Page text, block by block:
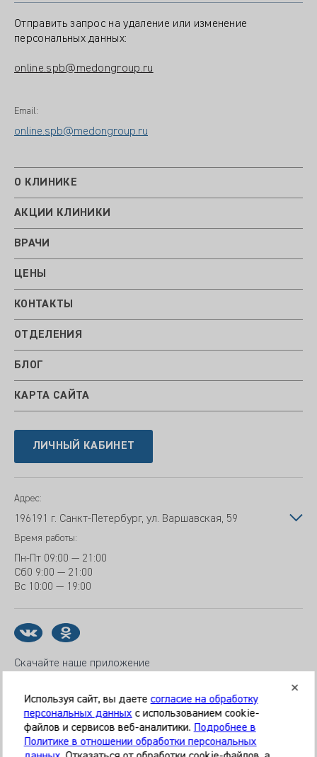
Отправить запрос на удаление или изменение
персональных данных:
online.spb@medongroup.ru
Email:
online.spb@medongroup.ru
О КЛИНИКЕ
АКЦИИ КЛИНИКИ
ВРАЧИ
ЦЕНЫ
КОНТАКТЫ
ОТДЕЛЕНИЯ
БЛОГ
КАРТА САЙТА
ЛИЧНЫЙ КАБИНЕТ
Адрес:
196191 г. Санкт-Петербург, ул. Варшавская, 59
Время работы:
Пн-Пт 09:00 — 21:00
Сб0 9:00 — 21:00
Вс 10:00 — 19:00
Скачайте наше приложение
© 2026 Клиника «МЕДИКАЛ ОН ГРУП»
Все права защищены
Используя сайт, вы даете согласие на обработку
персональных данныхс использованием cookie-
файлов и сервисов веб-аналитики. Подробнее в
Политике в отношении обработки персональных